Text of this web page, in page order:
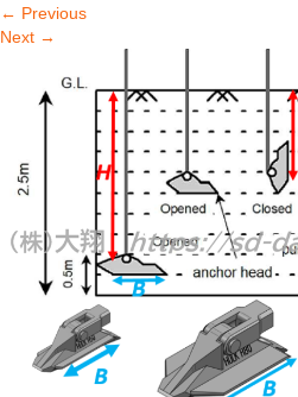
← Previous
Next →